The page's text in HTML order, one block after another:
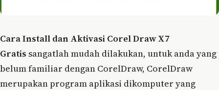
Cara Install dan Aktivasi Corel Draw X7
Gratis sangatlah mudah dilakukan, untuk anda yang
belum familiar dengan CorelDraw, CorelDraw
merupakan program aplikasi dikomputer yang